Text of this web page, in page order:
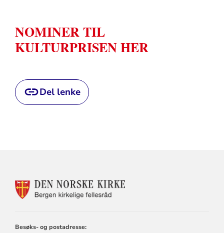
NOMINER TIL
KULTURPRISEN HER
Del lenke
KONTAKTINFORMASJON
Besøks- og postadresse: